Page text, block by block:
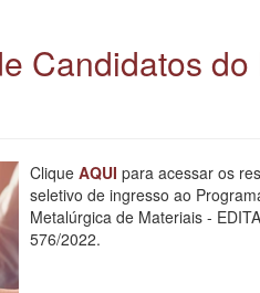
Candidatos do
Clique AQUI para acessar os
seletivo de ingresso ao
Metalúrgica de Materiais -
576/2022.